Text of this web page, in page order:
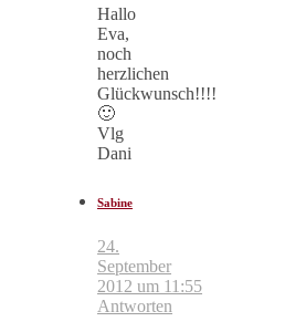
Hallo
Eva,
noch
herzlichen
Glückwunsch!!!!
🙂
Vlg
Dani
Sabine
24.
September
2012 um 11:55
Antworten